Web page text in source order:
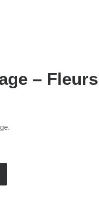
– Fleurs